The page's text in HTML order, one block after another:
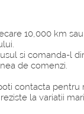
10,000 km
si comanda-l
de comenzi.
contacta pentru
la variatii